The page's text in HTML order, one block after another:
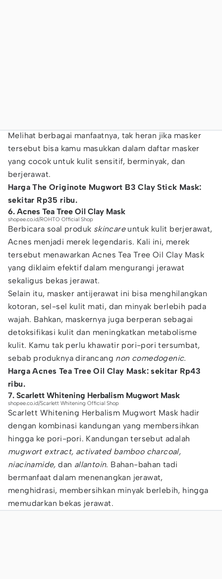
Melihat berbagai manfaatnya, tak heran jika masker
tersebut bisa kamu masukkan dalam daftar masker
yang cocok untuk kulit sensitif, berminyak, dan
berjerawat.
Harga The Originote Mugwort B3 Clay Stick Mask:
sekitar Rp35 ribu.
6. Acnes Tea Tree Oil Clay Mask
shopee.co.id/ROHTO Official Shop
Berbicara soal produk skincare untuk kulit berjerawat,
Acnes menjadi merek legendaris. Kali ini, merek
tersebut menawarkan Acnes Tea Tree Oil Clay Mask
yang diklaim efektif dalam mengurangi jerawat
sekaligus bekas jerawat.
Selain itu, masker antijerawat ini bisa menghilangkan
kotoran, sel-sel kulit mati, dan minyak berlebih pada
wajah. Bahkan, maskernya juga berperan sebagai
detoksifikasi kulit dan meningkatkan metabolisme
kulit. Kamu tak perlu khawatir pori-pori tersumbat,
sebab produknya dirancang non comedogenic.
Harga Acnes Tea Tree Oil Clay Mask: sekitar Rp43
ribu.
7. Scarlett Whitening Herbalism Mugwort Mask
shopee.co.id/Scarlett Whitening Official Shop
Scarlett Whitening Herbalism Mugwort Mask hadir
dengan kombinasi kandungan yang membersihkan
hingga ke pori-pori. Kandungan tersebut adalah
mugwort extract, activated bamboo charcoal,
niacinamide,dan allantoin. Bahan-bahan tadi
bermanfaat dalam menenangkan jerawat,
menghidrasi, membersihkan minyak berlebih, hingga
memudarkan bekas jerawat.